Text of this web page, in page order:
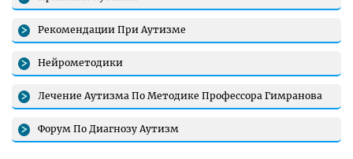
Рекомендации При Аутизме
Нейрометодики
Лечение Аутизма По Методике Профессора Гимранова
Форум По Диагнозу Аутизм